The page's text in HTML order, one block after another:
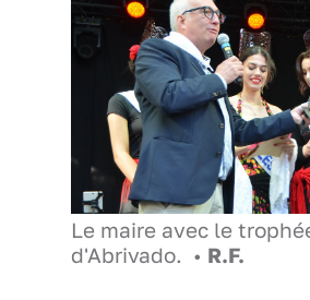
Le maire avec le
d'Abrivado. • R.F.